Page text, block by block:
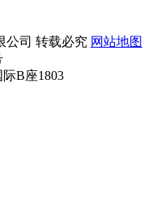
公司 转载必究 网站地图
B座1803